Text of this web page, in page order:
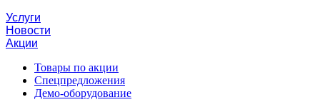
Услуги
Новости
Акции
Товары по акции
Спецпредложения
Демо-оборудование